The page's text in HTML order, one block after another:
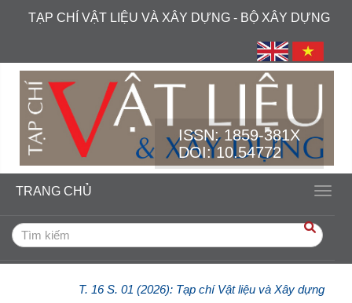
##plugins.themes.academic_free.accessible_menu.label##
##plugins.themes.academic_free.accessible_menu.sidebar##
TẠP CHÍ VẬT LIỆU VÀ XÂY DỰNG - BỘ XÂY DỰNG
ISSN:1859-381X
DOI: 10.54772
TRANG CHỦ
T. 16 S. 01 (2026): Tạp chí Vật liệu và Xây dựng